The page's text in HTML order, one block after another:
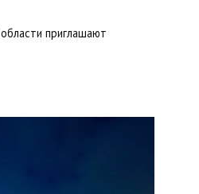
приглашают